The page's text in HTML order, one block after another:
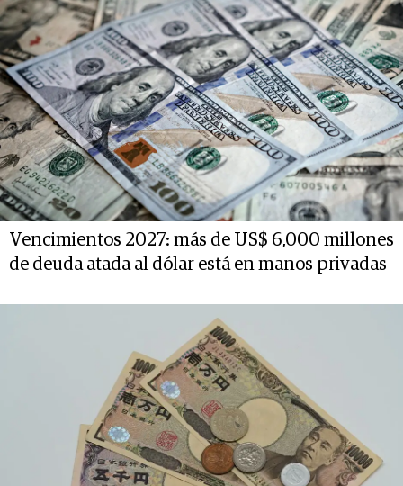
Vencimientos 2027: más de US$ 6,000 millones
de deuda atada al dólar está en manos privadas